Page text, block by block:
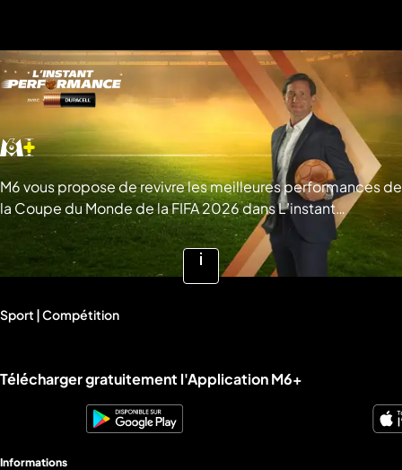
M6 vous propose de revivre les meilleures performances de
la Coupe du Monde de la FIFA 2026 dans L’instant
Performance avec Duracell ! © M6 Créations
Voir
Sport | Compétition
Liens utiles M6+.
Télécharger gratuitement l'Application M6+
Informations